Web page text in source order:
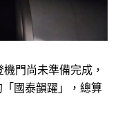
門尚未準備完成，
國泰韻躍」，總算